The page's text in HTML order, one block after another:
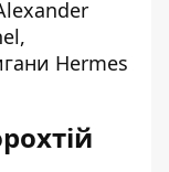
Hermes